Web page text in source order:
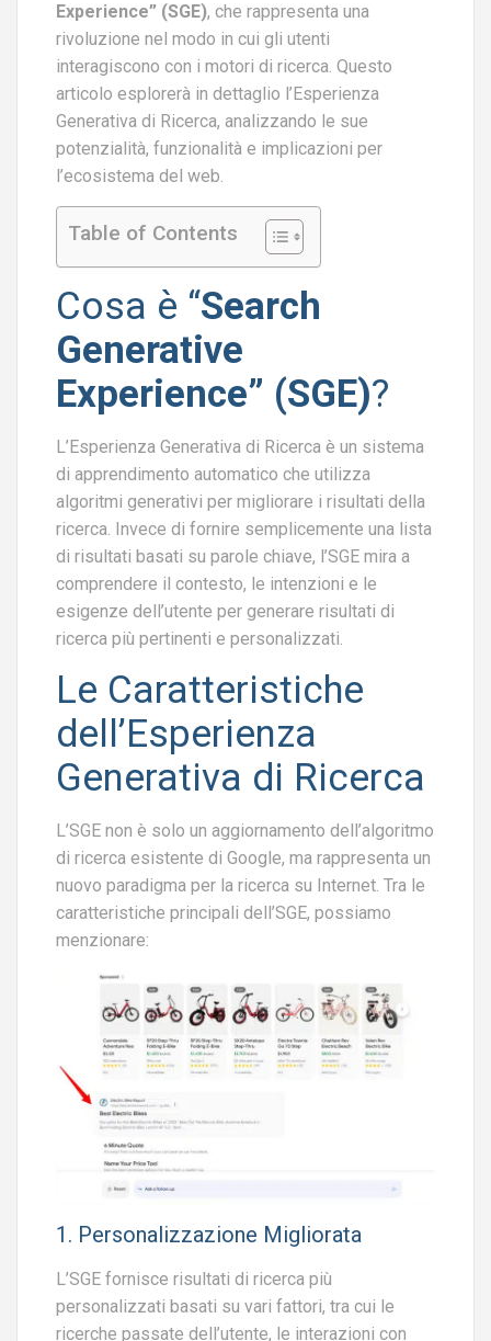
Experience” (SGE), che rappresenta una
rivoluzione nel modo in cui gli utenti
interagiscono con i motori di ricerca. Questo
articolo esplorerà in dettaglio l’Esperienza
Generativa di Ricerca, analizzando le sue
potenzialità, funzionalità e implicazioni per
l’ecosistema del web.
Table of Contents
Cosa è “Search
Generative
Experience” (SGE)?
L’Esperienza Generativa di Ricerca è un sistema
di apprendimento automatico che utilizza
algoritmi generativi per migliorare i risultati della
ricerca. Invece di fornire semplicemente una lista
di risultati basati su parole chiave, l’SGE mira a
comprendere il contesto, le intenzioni e le
esigenze dell’utente per generare risultati di
ricerca più pertinenti e personalizzati.
Le Caratteristiche
dell’Esperienza
Generativa di Ricerca
L’SGE non è solo un aggiornamento dell’algoritmo
di ricerca esistente di Google, ma rappresenta un
nuovo paradigma per la ricerca su Internet. Tra le
caratteristiche principali dell’SGE, possiamo
menzionare:
1. Personalizzazione Migliorata
L’SGE fornisce risultati di ricerca più
personalizzati basati su vari fattori, tra cui le
ricerche passate dell’utente, le interazioni con